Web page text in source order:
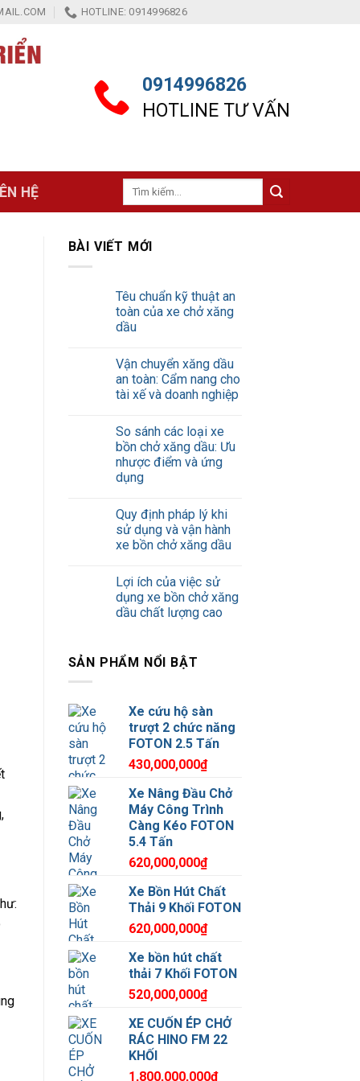
HOTLINE: 0914996826
0914996826
HOTLINE TƯ VẤN
HỆ
Tìm
BÀI VIẾT MỚI
Têu chuẩn kỹ thuật an
toàn của xe chở xăng
dầu
Vận chuyển xăng dầu
an toàn: Cẩm nang cho
tài xế và doanh nghiệp
So sánh các loại xe
bồn chở xăng dầu: Ưu
nhược điểm và ứng
dụng
Quy định pháp lý khi
sử dụng và vận hành
xe bồn chở xăng dầu
Lợi ích của việc sử
dụng xe bồn chở xăng
dầu chất lượng cao
SẢN PHẨM NỔI BẬT
Xe cứu hộ sàn
trượt 2 chức năng
FOTON 2.5 Tấn
430,000,000₫
Xe Nâng Đầu Chở
Máy Công Trình
Càng Kéo FOTON
5.4 Tấn
620,000,000₫
Xe Bồn Hút Chất
Thải 9 Khối FOTON
620,000,000₫
Xe bồn hút chất
thải 7 Khối FOTON
520,000,000₫
XE CUỐN ÉP CHỞ
RÁC HINO FM 22
KHỐI
1,800,000,000₫